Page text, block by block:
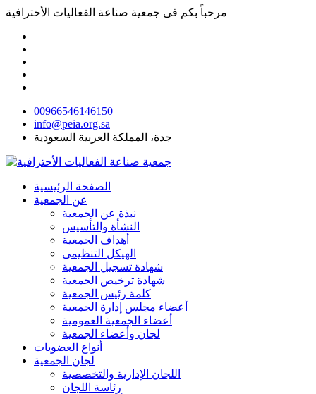
مرحباً بكم فى جمعية صناعة الفعاليات الأحترافية
00966546146150
info@peia.org.sa
جدة، المملكة العربية السعودية
الصفحة الرئيسية
عن الجمعية
نبذة عن الجمعية
النشأة والتأسيس
أهداف الجمعية
الهيكل التنظيمى
شهادة تسجيل الجمعية
شهادة ترخيص الجمعية
كلمة رئيس الجمعية
أعضاء مجلس إدارة الجمعية
أعضاء الجمعية العمومية
لجان وأعضاء الجمعية
أنواع العضويات
لجان الجمعية
اللجان الإدارية والتخصصية
رئاسة اللجان